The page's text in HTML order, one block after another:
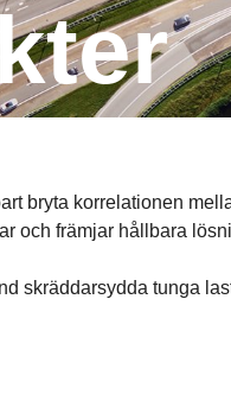
bryta korrelationen
och främjar hållbara
skräddarsydda tunga